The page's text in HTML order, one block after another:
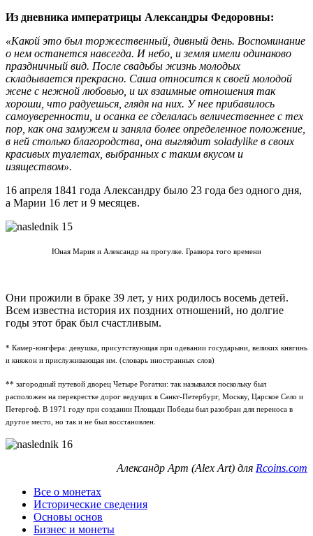
Из дневника императрицы Александры Федоровны:
«Какой это был торжественный, дивный день. Воспоминание
о нем останется навсегда. И небо, и земля имели одинаково
праздничный вид. После свадьбы жизнь молодых
складывается прекрасно. Саша относится к своей молодой
жене с нежной любовью, и их взаимные отношения так
хороши, что радуешься, глядя на них. У нее прибавилось
самоуверенности, и осанка ее сделалась величественнее с тех
пор, как она замужем и заняла более определенное положение,
в ней столько благородства, она выглядит soladylike в своих
красивых туалетах, выбранных с таким вкусом и
изяществом».
16 апреля 1841 года Александру было 23 года без одного дня,
а Марии 16 лет и 9 месяцев.
Юная Мария и Александр на прогулке. Гравюра того времени
Они прожили в браке 39 лет, у них родилось восемь детей.
Всем известна история их поздних отношений, но долгие
годы этот брак был счастливым.
* Камер-юнгфера: девушка, присутствующая при одевании государыни, великих княгинь
и княжон и прислуживающая им. (словарь иностранных слов)
** загородный путевой дворец Четыре Рогатки: так назывался поскольку был
расположен на перекрестке дорог ведущих в Санкт-Петербург, Москву, Царское Село и
Петергоф. В 1971 году при создании Площади Победы был разобран для переноса в
другое место, но так и не был восстановлен.
Александр Арт (Alex Art) для Rcoins.com
Все о монетах
Исторические сведения
Основы основ
Бизнес и монеты